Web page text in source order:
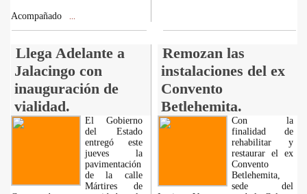
Acompañado
Llega Adelante a
Jalacingo con
inauguración de
vialidad.
Remozan las
instalaciones del ex
Convento
Betlehemita.
El Gobierno
del Estado
entregó este
jueves la
pavimentación
de la calle
Mártires de
Con la
finalidad de
rehabilitar y
restaurar el ex
Convento
Betlehemita,
sede del